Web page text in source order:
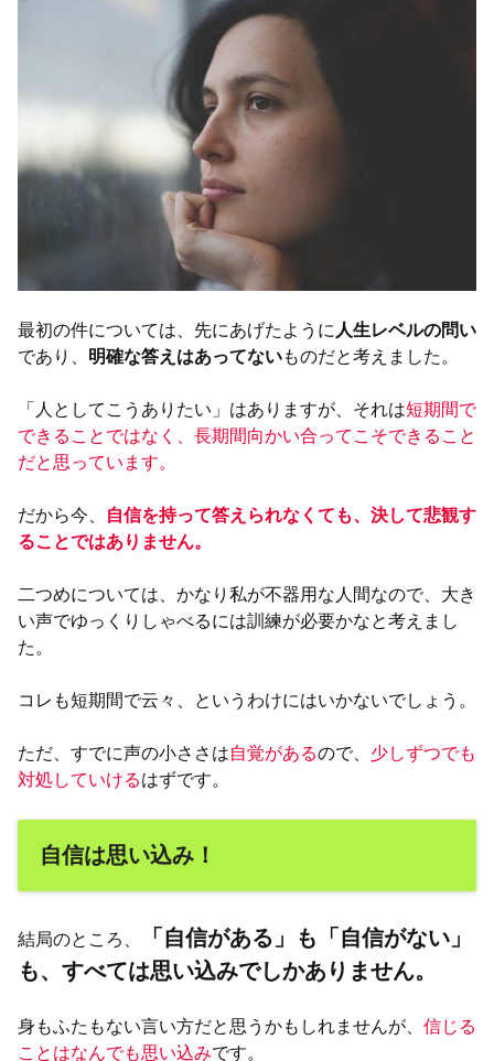
最初の件については、先にあげたように 人生レベルの問い
であり、 明確な答えはあってないものだと考えました。
「人としてこうありたい」はありますが、それは短期間で
できることではなく、長期間向かい合ってこそできること
だと思っています。
だから今、
自信を持って答えられなくても、決して悲観す
ることではありません。
二つめについては、かなり私が不器用な人間なので、大き
い声でゆっくりしゃべるには訓練が必要かなと考えまし
た。
コレも短期間で云々、というわけにはいかないでしょう。
ただ、すでに声の小ささは自覚があるので、 少しずつでも
対処していけるはずです。
自信は思い込み！
結局のところ、
「自信がある」も「自信がない」
も、すべては思い込みでしかありません。
身もふたもない言い方だと思うかもしれませんが、 信じる
ことはなんでも思い込みです。